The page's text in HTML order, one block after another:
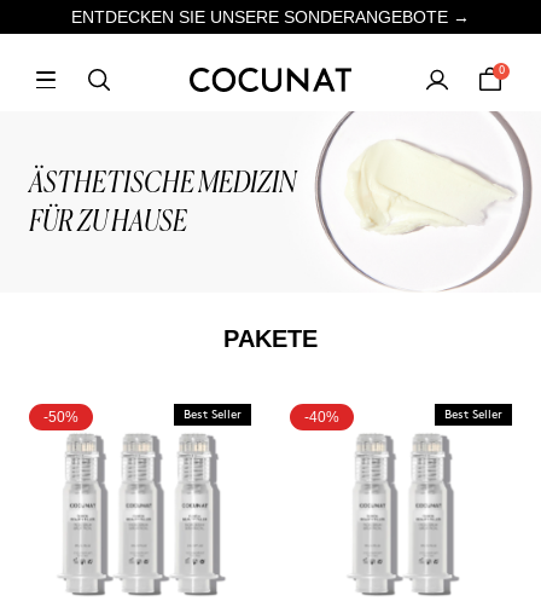
ENTDECKEN SIE UNSERE SONDERANGEBOTE →
0
ÄSTHETISCHE MEDIZIN
FÜR ZU HAUSE
PAKETE
-50% Best Seller -40% Best Seller